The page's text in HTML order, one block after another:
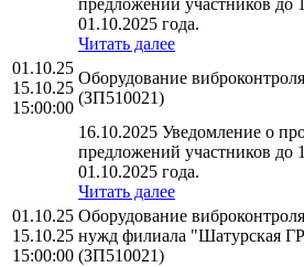
предложений участников до
01.10.2025 года.
Читать далее
01.10.25
15.10.25
15:00:00
Оборудование
(ЗП510021)
16.10.2025 Уведомление о
предложений участников до
01.10.2025 года.
Читать далее
01.10.25
15.10.25
15:00:00
Оборудование
нужд филиала
(ЗП510021)